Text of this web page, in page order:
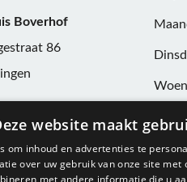
Boverhof
86
website maakt
om inhoud en advertenties te
over uw gebruik van onze site
met andere informatie die u